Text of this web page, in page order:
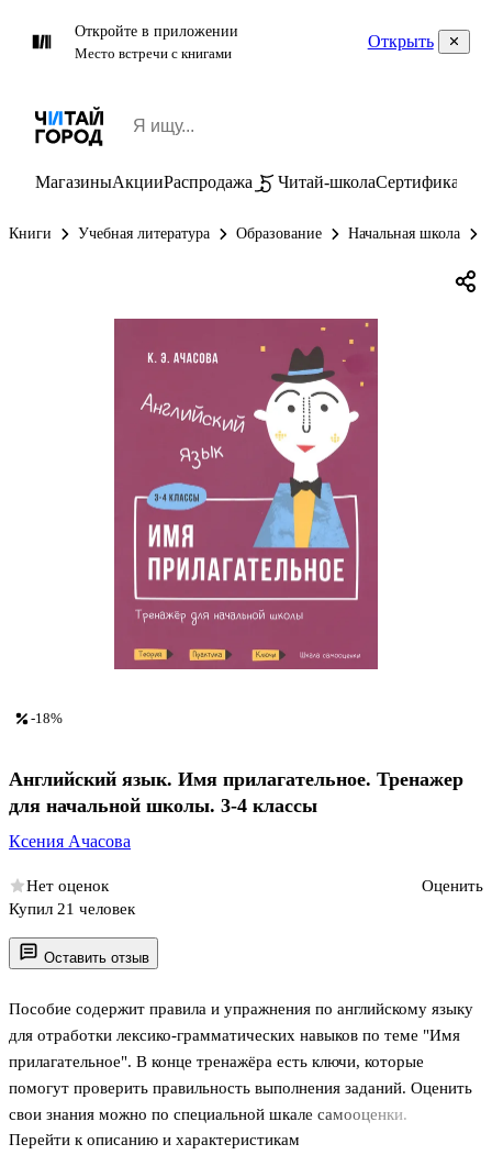
Откройте в приложении
Место встречи с книгами
Открыть
МагазиныАкцииРаспродажа Читай-школаСертификаты
Книги Учебная литература Образование Начальная школа
Оставить отзыв
Пособие содержит правила и упражнения по английскому языку
для отработки лексико-грамматических навыков по теме "Имя
прилагательное". В конце тренажёра есть ключи, которые
помогут проверить правильность выполнения заданий. Оценить
свои знания можно по специальной шкале самооценки.
Перейти к описанию и характеристикам
-18%
Английский язык. Имя прилагательное. Тренажер
для начальной школы. 3-4 классы
Ксения Ачасова
Нет оценок
Оценить
Купил 21 человек